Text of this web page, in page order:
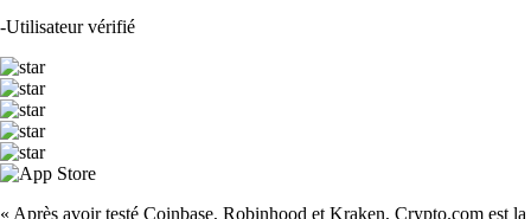
-Utilisateur vérifié
« Après avoir testé Coinbase, Robinhood et Kraken, Crypto.com est la